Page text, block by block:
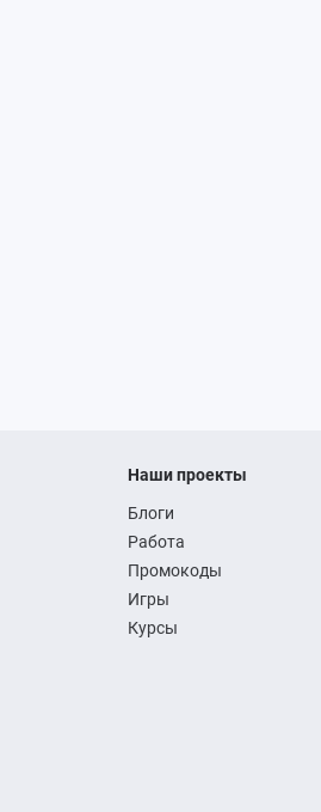
Наши проекты
Блоги
Работа
Промокоды
Игры
Курсы